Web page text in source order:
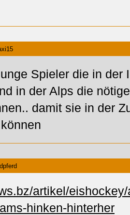
Spieler die in der
in der Alps die
damit sie in der
artikel/
hinken-hinterher